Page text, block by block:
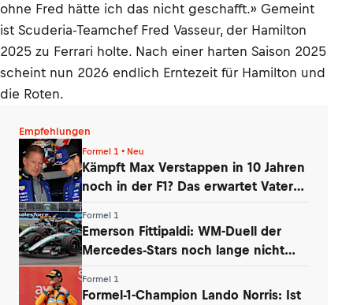
ohne Fred hätte ich das nicht geschafft.» Gemeint
ist Scuderia-Teamchef Fred Vasseur, der Hamilton
2025 zu Ferrari holte. Nach einer harten Saison 2025
scheint nun 2026 endlich Erntezeit für Hamilton und
die Roten.
Empfehlungen
Formel 1 • Neu
Kämpft Max Verstappen in 10 Jahren
noch in der F1? Das erwartet Vater
Formel 1
Emerson Fittipaldi: WM-Duell der
Mercedes-Stars noch lange nicht
Formel 1
Formel-1-Champion Lando Norris: Ist